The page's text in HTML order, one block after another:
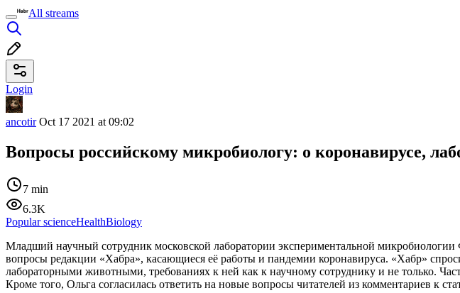
All streams
Login
ancotirOct 17 2021 at 09:02
Вопросы российскому микробиологу: о коронавирусе,
7 min
6.3K
Popular scienceHealthBiology
Младший научный сотрудник московской лаборатории экспериментальной
вопросы редакции «Хабра», касающиеся её работы и пандемии коронавируса. «Хабр»
лабораторными животными, требованиях к ней как к научному сотруднику и не только.
Кроме того, Ольга согласилась ответить на новые вопросы читателей из комментариев к